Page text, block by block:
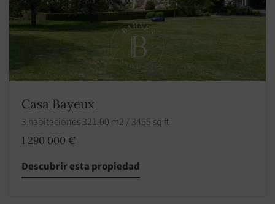
Casa Bayeux
3 habitaciones 321.00 m2 / 3455 sq ft
1 290 000 €
Descubrir esta propiedad